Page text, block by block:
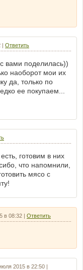
| Ответить
вами поделилась))
наоборот мои их
да, только по
ее покупаем...
готовим в них
что напомнили,
мясо с
в 08:32 | Ответить
2015 в 22:50 |